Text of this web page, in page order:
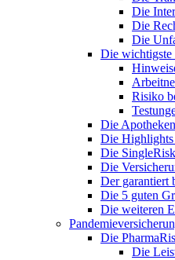
Die
Die
Die
Die wichtigste
Risiko
Die
Die
Die
Die
Der garantiert
Die 5 guten
Die weiteren
Die
Die